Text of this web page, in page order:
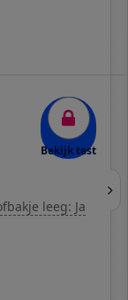
Bekijk test
leeg: Ja